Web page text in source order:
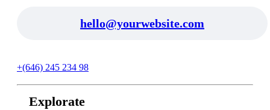
hello@yourwebsite.com
+(646) 245 234 98
Explorate